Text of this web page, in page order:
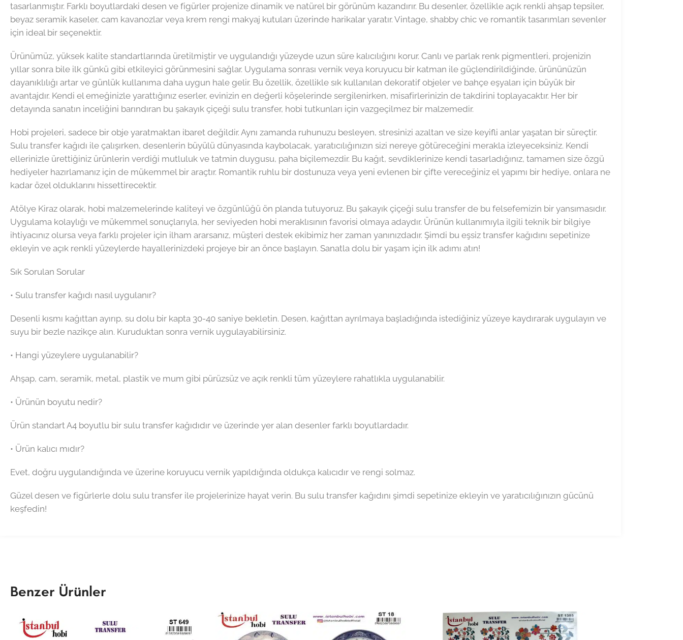
tasarlanmıştır. Farklı boyutlardaki desen ve figürler projenize dinamik ve natürel bir görünüm kazandırır. Bu desenler, özellikle açık renkli ahşap tepsiler,
beyaz seramik kaseler, cam kavanozlar veya krem rengi makyaj kutuları üzerinde harikalar yaratır. Vintage, shabby chic ve romantik tasarımları sevenler
için ideal bir seçenektir.
Ürünümüz, yüksek kalite standartlarında üretilmiştir ve uygulandığı yüzeyde uzun süre kalıcılığını korur. Canlı ve parlak renk pigmentleri, projenizin
yıllar sonra bile ilk günkü gibi etkileyici görünmesini sağlar. Uygulama sonrası vernik veya koruyucu bir katman ile güçlendirildiğinde, ürününüzün
dayanıklılığı artar ve günlük kullanıma daha uygun hale gelir. Bu özellik, özellikle sık kullanılan dekoratif objeler ve bahçe eşyaları için büyük bir
avantajdır. Kendi el emeğinizle yarattığınız eserler, evinizin en değerli köşelerinde sergilenirken, misafirlerinizin de takdirini toplayacaktır. Her bir
detayında sanatın inceliğini barındıran bu şakayık çiçeği sulu transfer, hobi tutkunları için vazgeçilmez bir malzemedir.
Hobi projeleri, sadece bir obje yaratmaktan ibaret değildir. Aynı zamanda ruhunuzu besleyen, stresinizi azaltan ve size keyifli anlar yaşatan bir süreçtir.
Sulu transfer kağıdı ile çalışırken, desenlerin büyülü dünyasında kaybolacak, yaratıcılığınızın sizi nereye götüreceğini merakla izleyeceksiniz. Kendi
ellerinizle ürettiğiniz ürünlerin verdiği mutluluk ve tatmin duygusu, paha biçilemezdir. Bu kağıt, sevdiklerinize kendi tasarladığınız, tamamen size özgü
hediyeler hazırlamanız için de mükemmel bir araçtır. Romantik ruhlu bir dostunuza veya yeni evlenen bir çifte vereceğiniz el yapımı bir hediye, onlara ne
kadar özel olduklarını hissettirecektir.
Atölye Kiraz olarak, hobi malzemelerinde kaliteyi ve özgünlüğü ön planda tutuyoruz. Bu şakayık çiçeği sulu transfer de bu felsefemizin bir yansımasıdır.
Uygulama kolaylığı ve mükemmel sonuçlarıyla, her seviyeden hobi meraklısının favorisi olmaya adaydır. Ürünün kullanımıyla ilgili teknik bir bilgiye
ihtiyacınız olursa veya farklı projeler için ilham ararsanız, müşteri destek ekibimiz her zaman yanınızdadır. Şimdi bu eşsiz transfer kağıdını sepetinize
ekleyin ve açık renkli yüzeylerde hayallerinizdeki projeye bir an önce başlayın. Sanatla dolu bir yaşam için ilk adımı atın!
Sık Sorulan Sorular
• Sulu transfer kağıdı nasıl uygulanır?
Desenli kısmı kağıttan ayırıp, su dolu bir kapta 30-40 saniye bekletin. Desen, kağıttan ayrılmaya başladığında istediğiniz yüzeye kaydırarak uygulayın ve
suyu bir bezle nazikçe alın. Kuruduktan sonra vernik uygulayabilirsiniz.
• Hangi yüzeylere uygulanabilir?
Ahşap, cam, seramik, metal, plastik ve mum gibi pürüzsüz ve açık renkli tüm yüzeylere rahatlıkla uygulanabilir.
• Ürünün boyutu nedir?
Ürün standart A4 boyutlu bir sulu transfer kağıdıdır ve üzerinde yer alan desenler farklı boyutlardadır.
• Ürün kalıcı mıdır?
Evet, doğru uygulandığında ve üzerine koruyucu vernik yapıldığında oldukça kalıcıdır ve rengi solmaz.
Güzel desen ve figürlerle dolu sulu transfer ile projelerinize hayat verin. Bu sulu transfer kağıdını şimdi sepetinize ekleyin ve yaratıcılığınızın gücünü
keşfedin!
Benzer Ürünler